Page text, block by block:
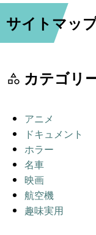
サイトマッ
カテゴリ
アニメ
ドキュメント
ホラー
名車
映画
航空機
趣味実用